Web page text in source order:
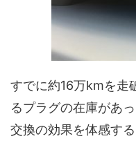
すでに約16万kmを走
るプラグの在庫があ
交換の効果を体感す